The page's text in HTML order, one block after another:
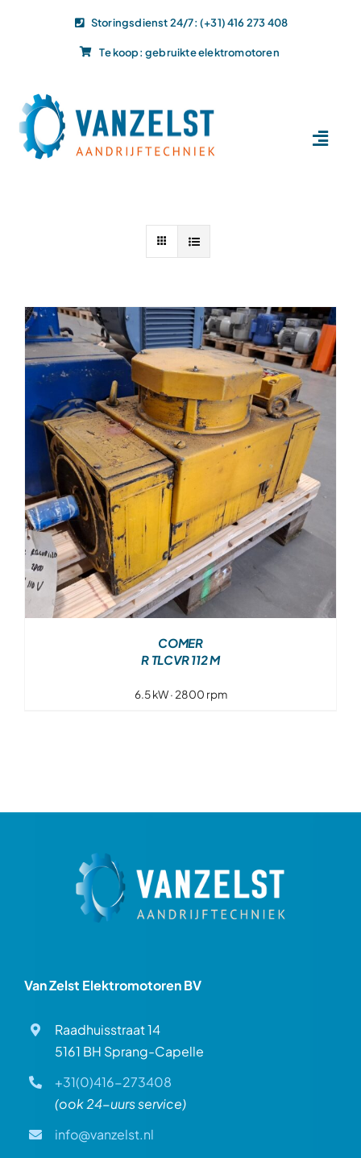
Storingsdienst 24/7: (+31) 416 273 408
Te koop: gebruikte elektromotoren
Dit leveren wij
Actueel
Projecten
Over ons
Contact
COMER
R TLCVR 112 M
6.5 kW · 2800 rpm
Van Zelst Elektromotoren BV
Raadhuisstraat 14
5161 BH Sprang-Capelle
+31(0)416-273408
(ook 24-uurs service)
info@vanzelst.nl